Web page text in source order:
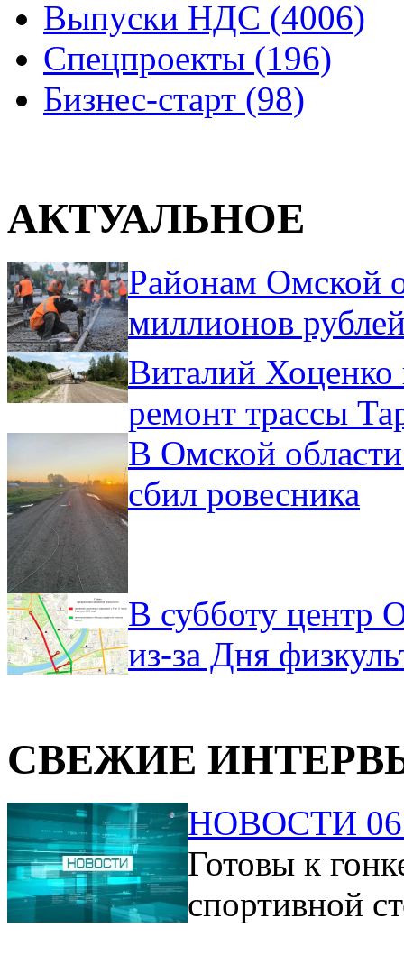
Выпуски НДС (4006)
Спецпроекты (196)
Бизнес-старт (98)
АКТУАЛЬНОЕ
Районам Омской
миллионов
Виталий Хоценко
ремонт трассы
В Омской
сбил ровесника
В субботу центр
из-за Дня
СВЕЖИЕ
НОВОСТИ
Готовы к
спортивной